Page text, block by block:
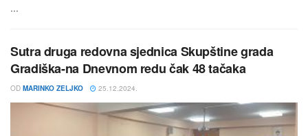
...
Sutra druga redovna sjednica Skupštine grada
Gradiška-na Dnevnom redu čak 48 tačaka
OD MARINKO ZELJKO 25.12.2024.